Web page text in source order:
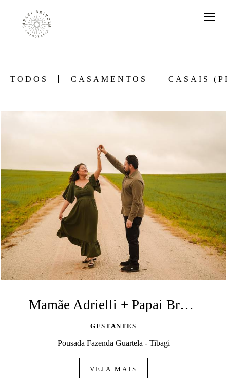
TODOS CASAMENTOS CASAIS
Mamãe Adrielli + Papai Bruno - A espera de Arthur
GESTANTES
Pousada Fazenda Guartela - Tibagi
VEJA MAIS